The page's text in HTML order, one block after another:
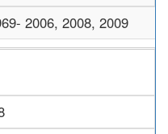
2006, 2008, 2009